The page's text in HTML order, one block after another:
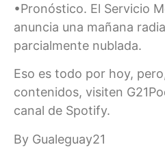
•Pronóstico. El Servicio
anuncia una mañana
parcialmente nublada.
Eso es todo por hoy,
contenidos, visiten
canal de Spotify.
By Gualeguay21